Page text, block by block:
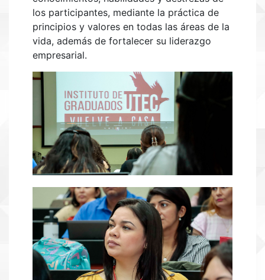
los participantes, mediante la práctica de
principios y valores en todas las áreas de la
vida, además de fortalecer su liderazgo
empresarial.